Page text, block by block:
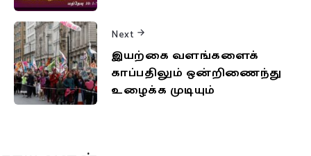
Next
இயற்கை வளங்களைக்
காப்பதிலும் ஒன்றிணைந்து
உழைக்க முடியும்